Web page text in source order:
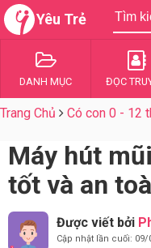
Yêu Trẻ
DANH MỤC ĐỌC
Trang Chủ Có con 0 - 12
Máy hút
tốt và an
Được viết bởi
Cập nhật lần cuối: 09/